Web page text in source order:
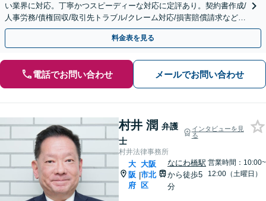
い業界に対応。丁寧かつスピーディーな対応に定評あり。契約書作成/
人事労務/債権回収/取引先トラブル/クレーム対応/損害賠償請求など
【顧問／スポット対応可】【Web面談可】
料金表を見る
電話でお問い合わせ メールでお問い合わせ
村井 潤 弁護
士
インタビューを見
る
村井法律事務所
大
阪
府
|
大阪
市北
区
なにわ橋駅
から徒歩5
分
営業時間：10:00~
12:00（土曜日）